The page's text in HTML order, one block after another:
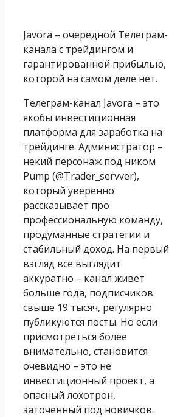
Javora – очередной Телеграм-
канала с трейдингом и
гарантированной прибылью,
которой на самом деле нет.
Телеграм-канал Javora – это
якобы инвестиционная
платформа для заработка на
трейдинге. Администратор –
некий персонаж под ником
Pump (@Trader_servver),
который уверенно
рассказывает про
профессиональную команду,
продуманные стратегии и
стабильный доход. На первый
взгляд все выглядит
аккуратно – канал живет
больше года, подписчиков
свыше 19 тысяч, регулярно
публикуются посты. Но если
присмотреться более
внимательно, становится
очевидно – это не
инвестиционный проект, а
опасный лохотрон,
заточенный под новичков.